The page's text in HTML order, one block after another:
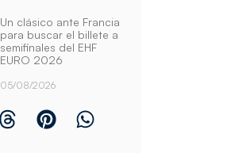
Un clásico ante Francia
para buscar el billete a
semifinales del EHF
EURO 2026
05/08/2026